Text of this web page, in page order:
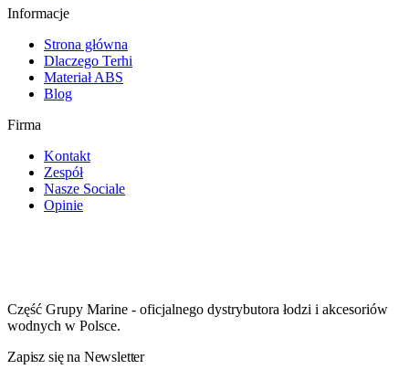
Informacje
Strona główna
Dlaczego Terhi
Materiał ABS
Blog
Firma
Kontakt
Zespół
Nasze Sociale
Opinie
Część Grupy Marine - oficjalnego dystrybutora łodzi i akcesoriów
wodnych w Polsce.
Zapisz się na Newsletter